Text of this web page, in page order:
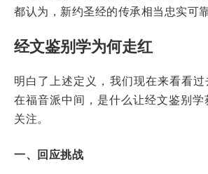
都认为，新约圣经的传承相当忠实可靠
经文鉴别学为何走红
明白了上述定义，我们现在来看看
在福音派中间，是什么让经文鉴别
关注。
一、回应挑战